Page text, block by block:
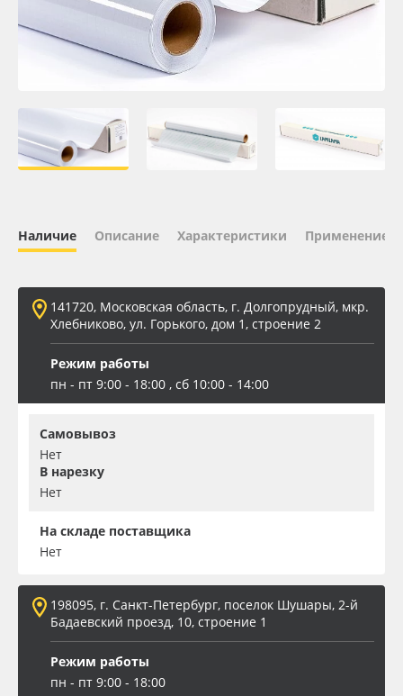
Oracal 641
Плёнка монтажная Oratape
ПЭТ листовой
Баннер
Заготовки для сувениров
Наличие Описание Характеристики Применение
141720, Московская область, г. Долгопрудный, мкр.
Хлебниково, ул. Горького, дом 1, строение 2
Режим работы
пн - пт 9:00 - 18:00 , сб 10:00 - 14:00
Самовывоз
Нет
В нарезку
Нет
На складе поставщика
Нет
198095, г. Санкт-Петербург, поселок Шушары, 2-й
Бадаевский проезд, 10, строение 1
Режим работы
пн - пт 9:00 - 18:00